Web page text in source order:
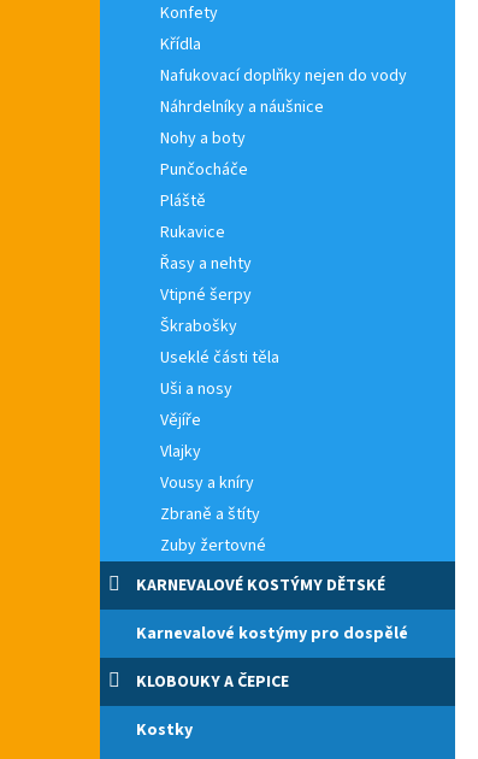
Konfety
Křídla
Nafukovací doplňky nejen do vody
Náhrdelníky a náušnice
Nohy a boty
Punčocháče
Pláště
Rukavice
Řasy a nehty
Vtipné šerpy
Škrabošky
Useklé části těla
Uši a nosy
Vějíře
Vlajky
Vousy a kníry
Zbraně a štíty
Zuby žertovné
KARNEVALOVÉ KOSTÝMY DĚTSKÉ
Karnevalové kostýmy pro dospělé
KLOBOUKY A ČEPICE
Kostky